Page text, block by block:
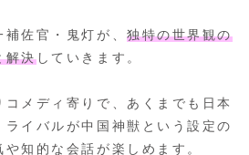
補佐官・鬼灯が、独特の世界観の
解決していきます。
コメディ寄りで、あくまでも日本
イバルが中国神獣という設定の
知的な会話が楽しめます。